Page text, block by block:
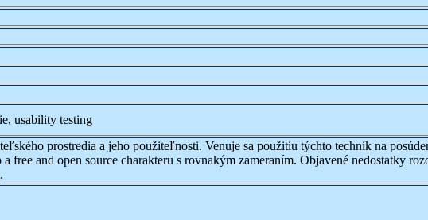
usability testing
prostredia a jeho použiteľnosti. Venuje sa použitiu týchto techník na
free and open source charakteru s rovnakým zameraním. Objavené nedostatky